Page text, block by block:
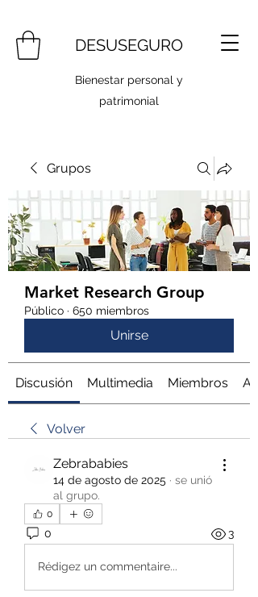
DESUSEGURO
Bienestar personal y
patrimonial
Grupos
Market Research Group
Público · 650 miembros
Unirse
Discusión Multimedia Miembros
Volver
Zebrababies
14 de agosto de 2025 · se unió
al grupo.
0
0 3
Rédigez un commentaire...